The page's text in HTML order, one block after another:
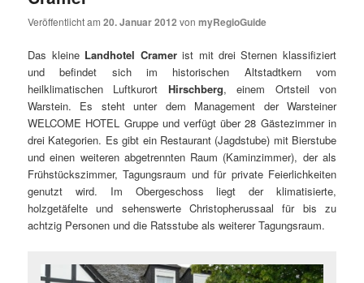
Veröffentlicht am20. Januar 2012 vonmyRegioGuide
Das kleineLandhotel Cramerist mit drei Sternen klassifiziert
und befindet sich im historischen Altstadtkern vom
heilklimatischen Luftkurort Hirschberg, einem Ortsteil von
Warstein. Es steht unter dem Management der Warsteiner
WELCOME HOTEL Gruppe und verfügt über 28 Gästezimmer in
drei Kategorien. Es gibt ein Restaurant (Jagdstube) mit Bierstube
und einen weiteren abgetrennten Raum (Kaminzimmer), der als
Frühstückszimmer, Tagungsraum und für private Feierlichkeiten
genutzt wird. Im Obergeschoss liegt der klimatisierte,
holzgetäfelte und sehenswerte Christopherussaal für bis zu
achtzig Personen und die Ratsstube als weiterer Tagungsraum.